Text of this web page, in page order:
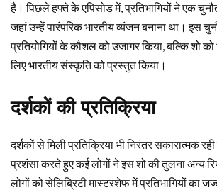
है। पिछले हफ्ते के एपिसोड में, प्रतिभागियों ने एक
जहां उन्हें पारंपरिक भारतीय व्यंजन बनाना था। इस
प्रतियोगियों के कौशल को उजागर किया, बल्कि शो
लिए भारतीय संस्कृति को प्रस्तुत किया।
दर्शकों की प्रतिक्रिया
दर्शकों से मिली प्रतिक्रिया भी निरंतर सकारात्मक
प्रशंसा करते हुए कई लोगों ने इस शो की तुलना अन्य
लोगों को सेलिब्रिटी मास्टरशेफ में प्रतिभागियों का